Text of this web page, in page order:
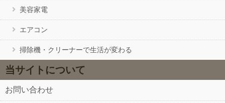
美容家電
エアコン
掃除機・クリーナーで生活が変わる
当サイトについて
お問い合わせ